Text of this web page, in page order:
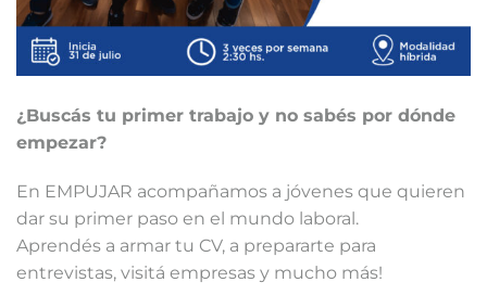
¿Buscás tu primer trabajo y no sabés por dónde
empezar?
En EMPUJAR acompañamos a jóvenes que quieren
dar su primer paso en el mundo laboral.
Aprendés a armar tu CV, a prepararte para
entrevistas, visitá empresas y mucho más!